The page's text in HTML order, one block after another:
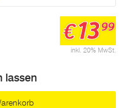
inkl. 20% MwSt.
€1399
lassen